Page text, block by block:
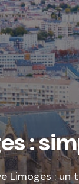
:
Limoges : un